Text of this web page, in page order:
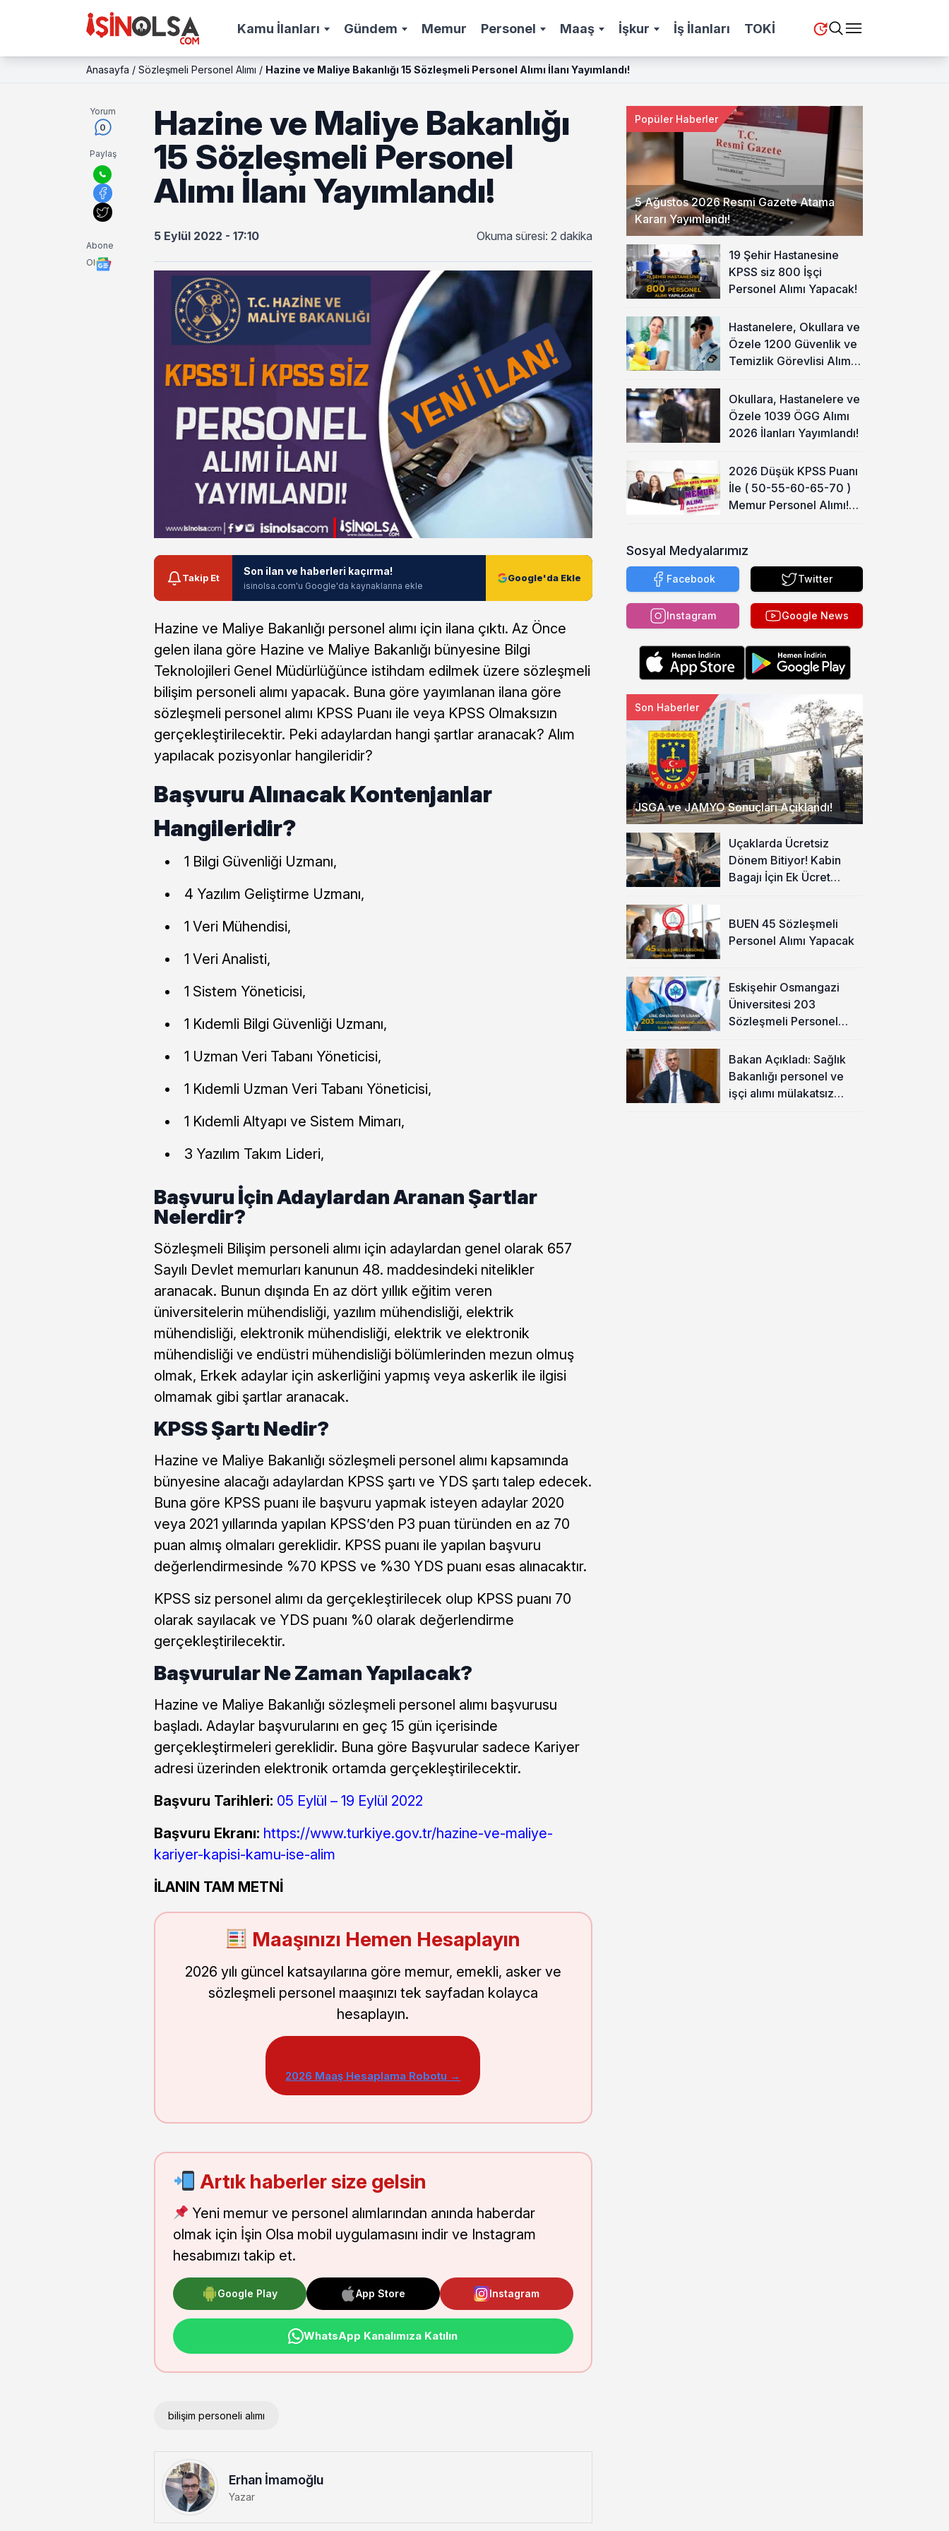
Kamu İlanları Gündem Memur Personel Maaş İşkur İş İlanları TOKİ
Anasayfa / Sözleşmeli Personel Alımı / Hazine ve Maliye Bakanlığı 15 Sözleşmeli Personel Alımı İlanı Yayımlandı!
Yorum
0
Paylaş
Abone
Ol
Hazine ve Maliye Bakanlığı
15 Sözleşmeli Personel
Alımı İlanı Yayımlandı!
5 Eylül 2022 - 17:10 Okuma süresi: 2 dakika
Takip Et
Son ilan ve haberleri kaçırma!
isinolsa.com'u Google'da kaynaklarına ekle
Google'da Ekle
Hazine ve Maliye Bakanlığı personel alımı için ilana çıktı. Az Önce
gelen ilana göre Hazine ve Maliye Bakanlığı bünyesine Bilgi
Teknolojileri Genel Müdürlüğünce istihdam edilmek üzere sözleşmeli
bilişim personeli alımı yapacak. Buna göre yayımlanan ilana göre
sözleşmeli personel alımı KPSS Puanı ile veya KPSS Olmaksızın
gerçekleştirilecektir. Peki adaylardan hangi şartlar aranacak? Alım
yapılacak pozisyonlar hangileridir?
Başvuru Alınacak Kontenjanlar
Hangileridir?
1 Bilgi Güvenliği Uzmanı,
4 Yazılım Geliştirme Uzmanı,
1 Veri Mühendisi,
1 Veri Analisti,
1 Sistem Yöneticisi,
1 Kıdemli Bilgi Güvenliği Uzmanı,
1 Uzman Veri Tabanı Yöneticisi,
1 Kıdemli Uzman Veri Tabanı Yöneticisi,
1 Kıdemli Altyapı ve Sistem Mimarı,
3 Yazılım Takım Lideri,
Başvuru İçin Adaylardan Aranan Şartlar
Nelerdir?
Sözleşmeli Bilişim personeli alımı için adaylardan genel olarak 657
Sayılı Devlet memurları kanunun 48. maddesindeki nitelikler
aranacak. Bunun dışında En az dört yıllık eğitim veren
üniversitelerin mühendisliği, yazılım mühendisliği, elektrik
mühendisliği, elektronik mühendisliği, elektrik ve elektronik
mühendisliği ve endüstri mühendisliği bölümlerinden mezun olmuş
olmak, Erkek adaylar için askerliğini yapmış veya askerlik ile ilgisi
olmamak gibi şartlar aranacak.
KPSS Şartı Nedir?
Hazine ve Maliye Bakanlığı sözleşmeli personel alımı kapsamında
bünyesine alacağı adaylardan KPSS şartı ve YDS şartı talep edecek.
Buna göre KPSS puanı ile başvuru yapmak isteyen adaylar 2020
veya 2021 yıllarında yapılan KPSS’den P3 puan türünden en az 70
puan almış olmaları gereklidir. KPSS puanı ile yapılan başvuru
değerlendirmesinde %70 KPSS ve %30 YDS puanı esas alınacaktır.
KPSS siz personel alımı da gerçekleştirilecek olup KPSS puanı 70
olarak sayılacak ve YDS puanı %0 olarak değerlendirme
gerçekleştirilecektir.
Başvurular Ne Zaman Yapılacak?
Hazine ve Maliye Bakanlığı sözleşmeli personel alımı başvurusu
başladı. Adaylar başvurularını en geç 15 gün içerisinde
gerçekleştirmeleri gereklidir. Buna göre Başvurular sadece Kariyer
adresi üzerinden elektronik ortamda gerçekleştirilecektir.
Başvuru Tarihleri: 05 Eylül – 19 Eylül 2022
Başvuru Ekranı: https://www.turkiye.gov.tr/hazine-ve-maliye-
kariyer-kapisi-kamu-ise-alim
İLANIN TAM METNİ
Maaşınızı Hemen Hesaplayın
2026 yılı güncel katsayılarına göre memur, emekli, asker ve
sözleşmeli personel maaşınızı tek sayfadan kolayca
hesaplayın.
2026 Maaş Hesaplama Robotu →
Artık haberler size gelsin
Yeni memur ve personel alımlarından anında haberdar
olmak için İşin Olsa mobil uygulamasını indir ve Instagram
hesabımızı takip et.
Google Play App Store Instagram
WhatsApp Kanalımıza Katılın
bilişim personeli alımı
Erhan İmamoğlu
Yazar
5 Ağustos 2026 Resmi Gazete Atama
Kararı Yayımlandı!
Popüler Haberler
19 Şehir Hastanesine
KPSS siz 800 İşçi
Personel Alımı Yapacak!
Hastanelere, Okullara ve
Özele 1200 Güvenlik ve
Temizlik Görevlisi Alımı
Okullara, Hastanelere ve
Özele 1039 ÖGG Alımı
2026 İlanları Yayımlandı!
2026 Düşük KPSS Puanı
İle ( 50-55-60-65-70 )
Memur Personel Alımı!
Sosyal Medyalarımız
Facebook Twitter
Instagram Google News
JSGA ve JAMYO Sonuçları Açıklandı!
Son Haberler
Uçaklarda Ücretsiz
Dönem Bitiyor! Kabin
Bagajı İçin Ek Ücret
BUEN 45 Sözleşmeli
Personel Alımı Yapacak
Eskişehir Osmangazi
Üniversitesi 203
Sözleşmeli Personel
Bakan Açıkladı: Sağlık
Bakanlığı personel ve
işçi alımı mülakatsız